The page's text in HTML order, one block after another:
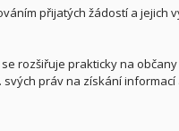
přijatých žádostí a jejich
rozšiřuje prakticky na občany
práv na získání informací